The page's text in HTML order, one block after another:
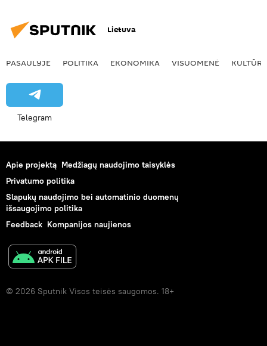
Lietuva
PASAULYJE POLITIKA EKONOMIKA VISUOMENĖ KULTŪRA
Telegram
Apie projektą Medžiagų naudojimo taisyklės
Privatumo politika
Slapukų naudojimo bei automatinio duomenų
išsaugojimo politika
Feedback Kompanijos naujienos
© 2026 Sputnik Visos teisės saugomos. 18+